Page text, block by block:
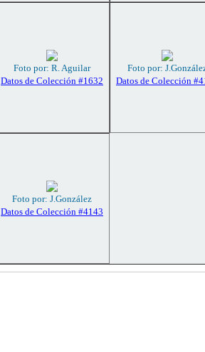
Foto por: R. Aguilar
Datos de Colección #1632
Foto por:
Datos de Colección
Foto por: J.González
Datos de Colección #4143